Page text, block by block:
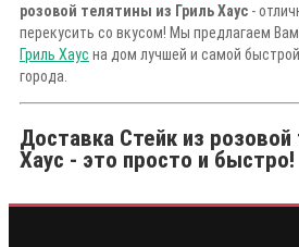
розовой телятины из Гриль Хаус -
перекусить со вкусом! Мы предлагаем Вам
Гриль Хаус на дом лучшей и самой
города.
Доставка Стейк из
Хаус - это просто и быстро!